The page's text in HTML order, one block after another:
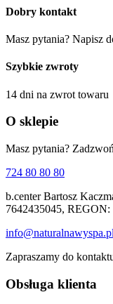
Dobry kontakt
Masz pytania? Napisz
Szybkie zwroty
14 dni na zwrot towaru
O sklepie
Masz pytania?
724 80 80 80
b.center Bartosz
7642435045, REGON:
info@naturalnawyspa.pl
Zapraszamy do
Obsługa klienta